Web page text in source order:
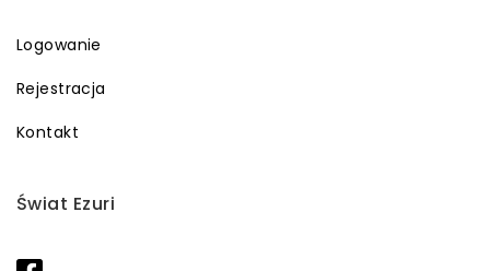
Logowanie
Rejestracja
Kontakt
Świat Ezuri